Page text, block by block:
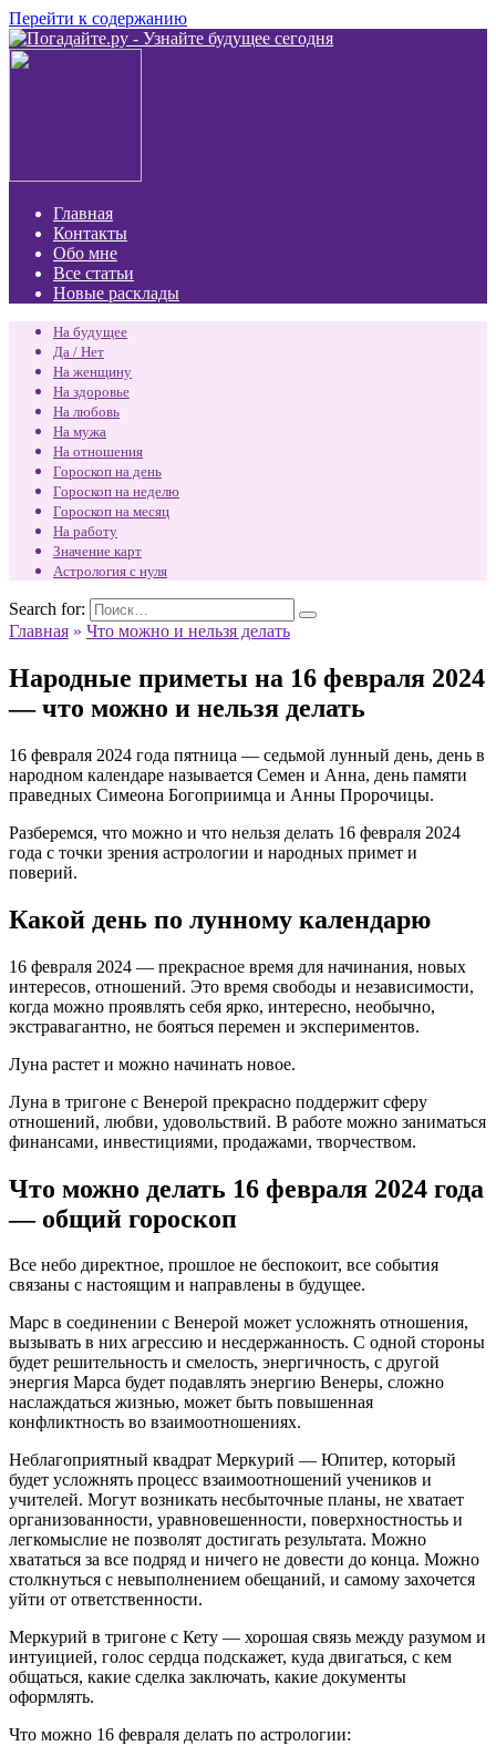
Перейти к содержанию
Главная
Контакты
Обо мне
Все статьи
Новые расклады
На будущее
Да / Нет
На женщину
На здоровье
На любовь
На мужа
На отношения
Гороскоп на день
Гороскоп на неделю
Гороскоп на месяц
На работу
Значение карт
Астрология с нуля
Search for:
Главная » Что можно и нельзя делать
Народные приметы на 16 февраля 2024
— что можно и нельзя делать
16 февраля 2024 года пятница — седьмой лунный день, день в
народном календаре называется Семен и Анна, день памяти
праведных Симеона Богоприимца и Анны Пророчицы.
Разберемся, что можно и что нельзя делать 16 февраля 2024
года с точки зрения астрологии и народных примет и
поверий.
Какой день по лунному календарю
16 февраля 2024 — прекрасное время для начинания, новых
интересов, отношений. Это время свободы и независимости,
когда можно проявлять себя ярко, интересно, необычно,
экстравагантно, не бояться перемен и экспериментов.
Луна растет и можно начинать новое.
Луна в тригоне с Венерой прекрасно поддержит сферу
отношений, любви, удовольствий. В работе можно заниматься
финансами, инвестициями, продажами, творчеством.
Что можно делать 16 февраля 2024 года
— общий гороскоп
Все небо директное, прошлое не беспокоит, все события
связаны с настоящим и направлены в будущее.
Марс в соединении с Венерой может усложнять отношения,
вызывать в них агрессию и несдержанность. С одной стороны
будет решительность и смелость, энергичность, с другой
энергия Марса будет подавлять энергию Венеры, сложно
наслаждаться жизнью, может быть повышенная
конфликтность во взаимоотношениях.
Неблагоприятный квадрат Меркурий — Юпитер, который
будет усложнять процесс взаимоотношений учеников и
учителей. Могут возникать несбыточные планы, не хватает
организованности, уравновешенности, поверхностностьь и
легкомыслие не позволят достигать результата. Можно
хвататься за все подряд и ничего не довести до конца. Можно
столкнуться с невыполнением обещаний, и самому захочется
уйти от ответственности.
Меркурий в тригоне с Кету — хорошая связь между разумом и
интуицией, голос сердца подскажет, куда двигаться, с кем
общаться, какие сделка заключать, какие документы
оформлять.
Что можно 16 февраля делать по астрологии: